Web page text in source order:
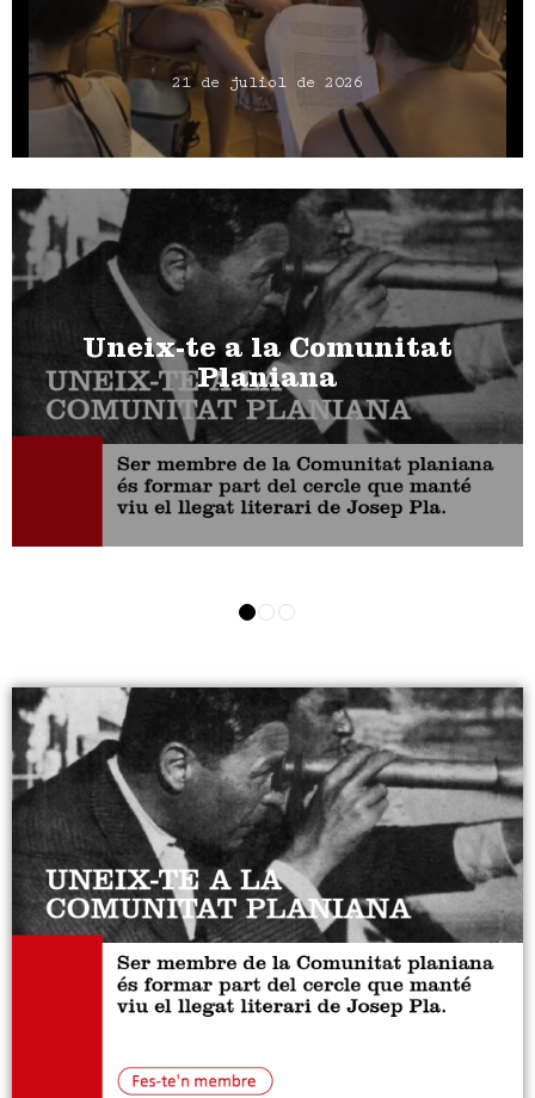
21 de juliol de 2026
Uneix-te a la Comunitat
Planiana